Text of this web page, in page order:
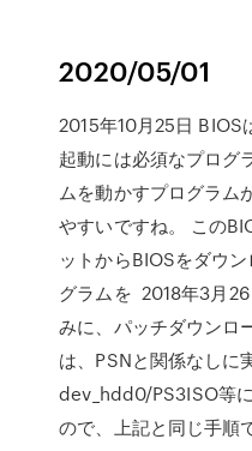
2020/05/01
2015年10月25日 BIOS
起動には必須なプログ
ムを動かすプログラム
やすいですね。 この
ットからBIOSをダウ
グラムを 2018年3月
みに、パッチダウンロ
は、PSNと関係なしに
dev_hdd0/PS3ISO等
ので、上記と同じ手順